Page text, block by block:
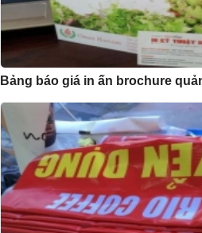
Bảng báo giá in ấn brochure